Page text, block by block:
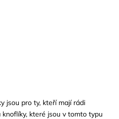
jsou pro ty, kteří mají rádi
které jsou v tomto typu